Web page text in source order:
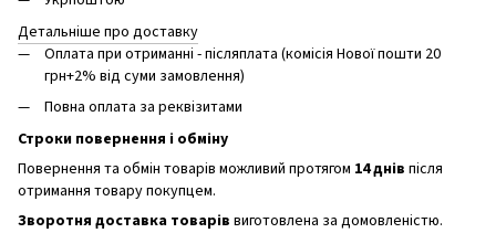
Детальніше про доставку
Оплата при отриманні - післяплата (комісія Нової пошти 20
грн+2% від суми замовлення)
Повна оплата за реквізитами
Строки повернення і обміну
Повернення та обмін товарів можливий протягом 14 днів після
отримання товару покупцем.
Зворотня доставка товарів виготовлена ​​за домовленістю.